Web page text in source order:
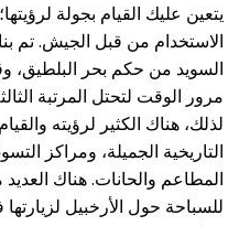
يتعين عليك القيام بجولة
الاستخدام من قبل الجيش. تم
السويد من حكم بحر البلطيق،
مرور الوقت لتحتل المرتبة
لذلك، هناك الكثير لرؤيته
التاريخية الجميلة، ومراكز
المطاعم والحانات. هناك
للسباحة حول الأرخبيل